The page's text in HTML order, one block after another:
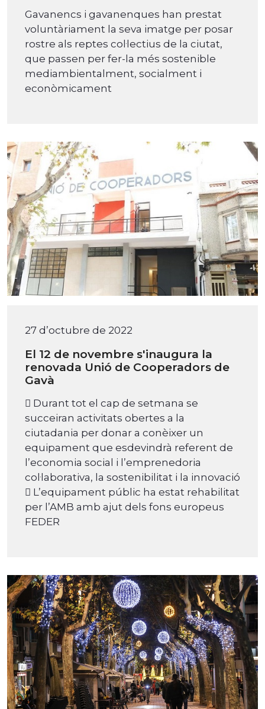
Gavanencs i gavanenques han prestat
voluntàriament la seva imatge per posar
rostre als reptes col·lectius de la ciutat,
que passen per fer-la més sostenible
mediambientalment, socialment i
econòmicament
27 d’octubre de 2022
El 12 de novembre s'inaugura la
renovada Unió de Cooperadors de
Gavà
 Durant tot el cap de setmana se
succeiran activitats obertes a la
ciutadania per donar a conèixer un
equipament que esdevindrà referent de
l’economia social i l’emprenedoria
col·laborativa, la sostenibilitat i la innovació
 L’equipament públic ha estat rehabilitat
per l’AMB amb ajut dels fons europeus
FEDER